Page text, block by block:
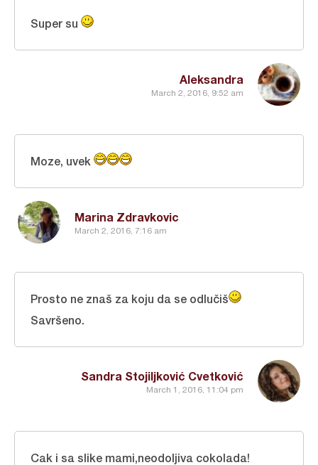
Aleksandra
March 2, 2016, 9:52 am
Super su
Marina Zdravkovic
March 2, 2016, 7:16 am
Moze, uvek
Sandra Stojiljković Cvetković
March 1, 2016, 11:04 pm
Prosto ne znaš za koju da se odlučiš
Savršeno.
Cak i sa slike mami,neodoljiva cokolada!